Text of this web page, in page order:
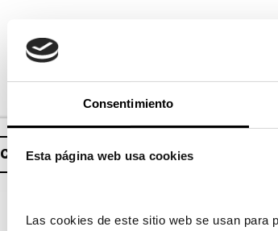
Consentimiento
Esta página web usa cookies
Las cookies de este sitio web se usan para
Compra ahora y recíbelo entre el 25/08/